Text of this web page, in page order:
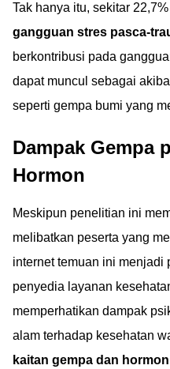
Tak hanya itu, sekitar
gangguan stres pasca-
berkontribusi pada
dapat muncul sebagai
seperti gempa bumi yang
Dampak Gempa
Hormon
Meskipun penelitian ini
melibatkan peserta yang
internet temuan ini menjadi
penyedia layanan
memperhatikan dampak
alam terhadap kesehatan
kaitan gempa dan